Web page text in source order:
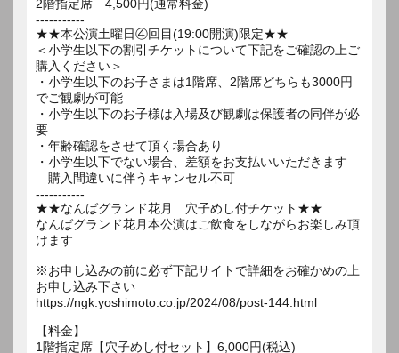
2階指定席 4,500円(通常料金)
-----------
★★本公演土曜日④回目(19:00開演)限定★★
＜小学生以下の割引チケットについて下記をご確認の上ご
購入ください＞
・小学生以下のお子さまは1階席、2階席どちらも3000円
でご観劇が可能
・小学生以下のお子様は入場及び観劇は保護者の同伴が必
要
・年齢確認をさせて頂く場合あり
・小学生以下でない場合、差額をお支払いいただきます
購入間違いに伴うキャンセル不可
-----------
★★なんばグランド花月 穴子めし付チケット★★
なんばグランド花月本公演はご飲食をしながらお楽しみ頂
けます
※お申し込みの前に必ず下記サイトで詳細をお確かめの上
お申し込み下さい
https://ngk.yoshimoto.co.jp/2024/08/post-144.html
【料金】
1階指定席【穴子めし付セット】6,000円(税込)